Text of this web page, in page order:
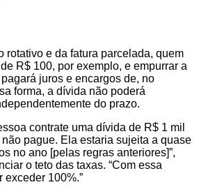
rotativo e da fatura parcelada, quem
R$ 100, por exemplo, e empurrar a
juros e encargos de, no
forma, a dívida não poderá
do prazo.
contrate uma dívida de R$ 1 mil
pague. Ela estaria sujeita a quase
no ano [pelas regras anteriores]”,
o teto das taxas. “Com essa
exceder 100%.”